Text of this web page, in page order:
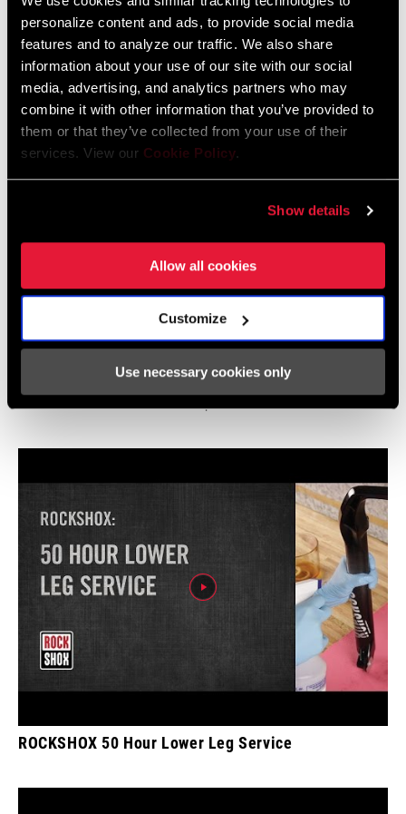
personalize content and ads, to provide social media
features and to analyze our traffic. We also share
information about your use of our site with our social
media, advertising, and analytics partners who may
combine it with other information that you’ve provided to
them or that they’ve collected from your use of their
services. View our Cookie Policy.
Show details
Allow all cookies
Customize
Use necessary cookies only
95-4018-009-100 Safety Instructions
English, Dansk, Český Jazyk
231 KB
Garantía SRAM y ZIPP
ROCKSHOX 50 Hour Lower Leg Service